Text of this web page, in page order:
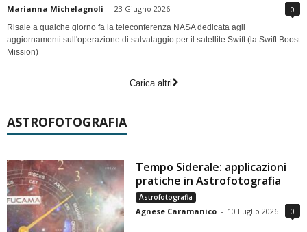
Marianna Michelagnoli - 23 Giugno 2026 0
Risale a qualche giorno fa la teleconferenza NASA dedicata agli
aggiornamenti sull'operazione di salvataggio per il satellite Swift (la Swift Boost
Mission)
Carica altri
ASTROFOTOGRAFIA
Tempo Siderale: applicazioni
pratiche in Astrofotografia
Astrofotografia
Agnese Caramanico - 10 Luglio 2026 0